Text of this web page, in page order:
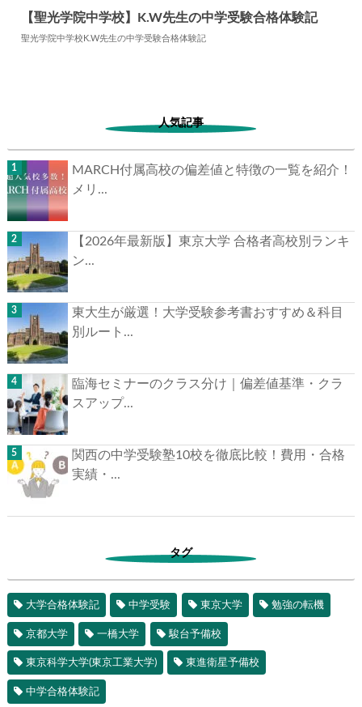
【聖光学院中学校】K.W先生の中学受験合格体験記
聖光学院中学校K.W先生の中学受験合格体験記
人気記事
MARCH付属高校の偏差値と特徴の一覧を紹介！
メリ...
【2026年最新版】東京大学 合格者高校別ランキ
ン...
東大生が厳選！大学受験参考書おすすめ＆科目
別ルート...
臨海セミナーのクラス分け｜偏差値基準・クラ
スアップ...
関西の中学受験塾10校を徹底比較！費用・合格
実績・...
タグ
大学合格体験記 中学受験 東京大学 勉強の転機
京都大学 一橋大学 駿台予備校
東京科学大学(東京工業大学) 東進衛星予備校
中学合格体験記